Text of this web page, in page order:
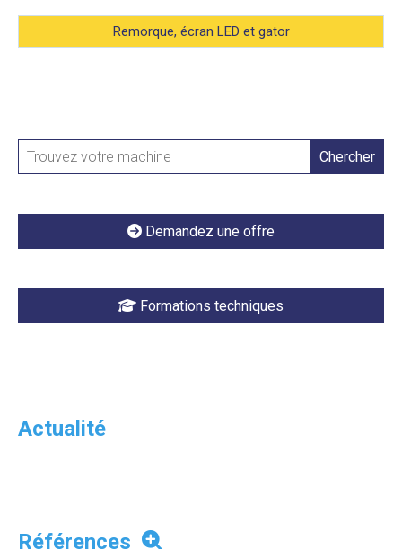
Remorque, écran LED et gator
Chercher
Demandez une offre
Formations techniques
Actualité
Références